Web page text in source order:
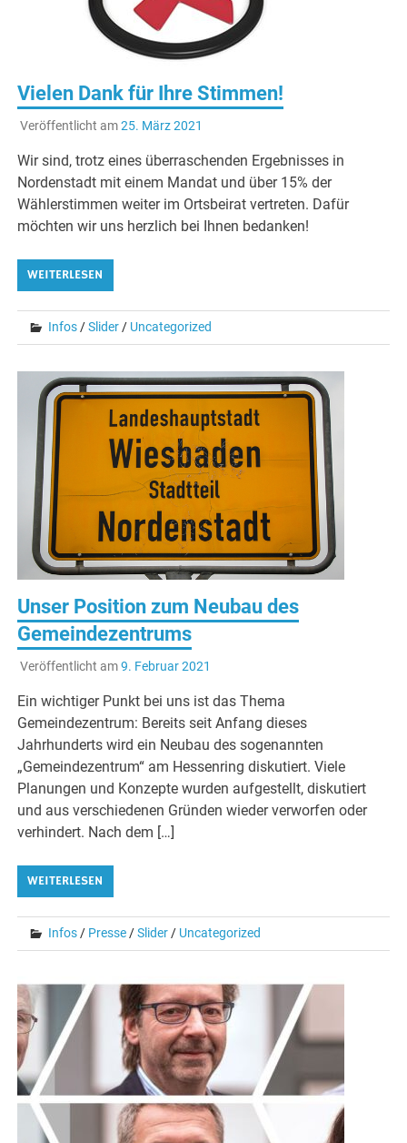
Vielen Dank für Ihre Stimmen!
Veröffentlicht am25. März 2021
Wir sind, trotz eines überraschenden Ergebnisses in
Nordenstadt mit einem Mandat und über 15% der
Wählerstimmen weiter im Ortsbeirat vertreten. Dafür
möchten wir uns herzlich bei Ihnen bedanken!
WEITERLESEN
Infos /Slider / Uncategorized
Unser Position zum Neubau des
Gemeindezentrums
Veröffentlicht am9. Februar 2021
Ein wichtiger Punkt bei uns ist das Thema
Gemeindezentrum: Bereits seit Anfang dieses
Jahrhunderts wird ein Neubau des sogenannten
„Gemeindezentrum“ am Hessenring diskutiert. Viele
Planungen und Konzepte wurden aufgestellt, diskutiert
und aus verschiedenen Gründen wieder verworfen oder
verhindert. Nach dem […]
WEITERLESEN
Infos / Presse /Slider / Uncategorized